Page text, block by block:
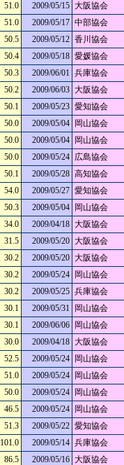
51.0 2009/05/15 大阪協会
51.0 2009/05/17 中部協会
50.5 2009/05/12 香川協会
50.4 2009/05/18 愛媛協会
50.3 2009/06/01 兵庫協会
50.2 2009/06/03 大阪協会
50.1 2009/05/23 愛知協会
50.0 2009/05/04
岡山協会
50.0 2009/05/04
岡山協会
50.0 2009/05/24 広島協会
50.1 2009/05/28 高知協会
54.0 2009/05/27 愛知協会
50.3 2009/05/04
岡山協会
34.0 2009/04/18 大阪協会
31.5 2009/05/20 大阪協会
30.2 2009/05/20 大阪協会
30.2 2009/05/24
岡山協会
30.2 2009/05/25 兵庫協会
30.1 2009/05/31
岡山協会
30.1 2009/06/06
岡山協会
30.0 2009/04/18 大阪協会
52.5 2009/05/24
岡山協会
51.0 2009/05/24
岡山協会
50.0 2009/05/24
岡山協会
46.5 2009/05/24
岡山協会
51.3 2009/05/22 愛知協会
101.0 2009/05/14 兵庫協会
86.5 2009/05/16 大阪協会